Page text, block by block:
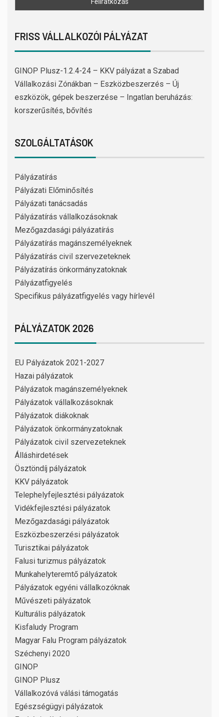
FRISS VÁLLALKOZÓI PÁLYÁZAT
GINOP Plusz-1.2.4-24 – KKV pályázat a Szabad
Vállalkozási Zónákban – Eszközbeszerzés – Új
eszközök, gépek beszerzése – Ingatlan beruházás:
korszerűsítés, bővítés
SZOLGÁLTATÁSOK
Pályázatírás
Pályázati Előminősítés
Pályázati tanácsadás
Pályázatírás vállalkozásoknak
Mezőgazdasági pályázatírás
Pályázatírás magánszemélyeknek
Pályázatírás civil szervezeteknek
Pályázatírás önkormányzatoknak
Pályázatfigyelés
Specifikus pályázatfigyelés vagy hírlevél
PÁLYÁZATOK 2026
EU Pályázatok 2021-2027
Hazai pályázatok
Pályázatok magánszemélyeknek
Pályázatok vállalkozásoknak
Pályázatok diákoknak
Pályázatok önkormányzatoknak
Pályázatok civil szervezeteknek
Álláshirdetések
Ösztöndíj pályázatok
KKV pályázatok
Telephelyfejlesztési pályázatok
Vidékfejlesztési pályázatok
Mezőgazdasági pályázatok
Eszközbeszerzési pályázatok
Turisztikai pályázatok
Falusi turizmus pályázatok
Munkahelyteremtő pályázatok
Pályázatok egyéni vállalkozóknak
Művészeti pályázatok
Kulturális pályázatok
Kisfaludy Program
Magyar Falu Program pályázatok
Széchenyi 2020
GINOP
GINOP Plusz
Vállalkozóvá válási támogatás
Egészségügyi pályázatok